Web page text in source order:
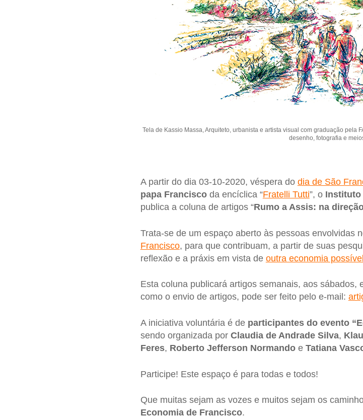
Tela de Kassio Massa, Arquiteto, urbanista e artista visual com graduação pela
desenho, fotografia e
A partir do dia 03-10-2020, véspera do dia de São
papa Franciscoda encíclica “Fratelli Tutti”, o Instituto
publica a coluna de artigos “Rumo a Assis: na
Trata-se de um espaço aberto às pessoas envolvidas
Francisco, para que contribuam, a partir de suas
reflexão e a práxis em vista de outra economia possível
Esta coluna publicará artigos semanais, aos sábados,
como o envio de artigos, pode ser feito pelo e-mail:
A iniciativa voluntária é de participantes do evento
sendo organizada por Claudia de Andrade Silva,
Feres, Roberto Jefferson Normandoe Tatiana
Participe! Este espaço é para todas e todos!
Que muitas sejam as vozes e muitos sejam os
Economia de Francisco.